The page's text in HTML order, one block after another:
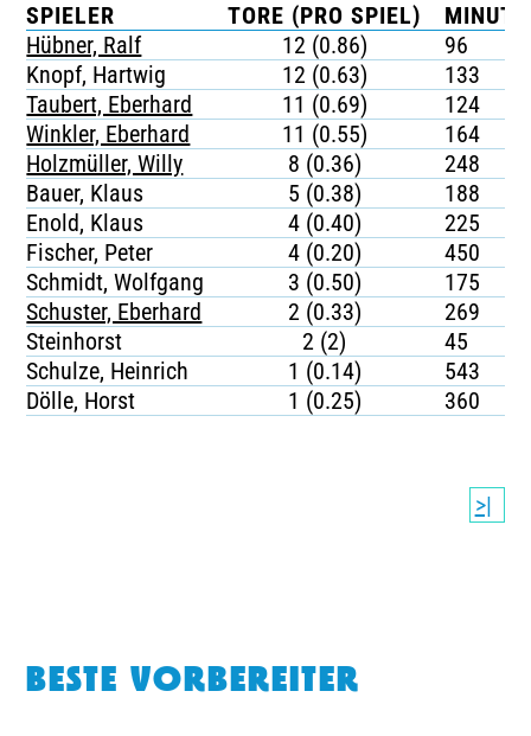
SPIELER TORE (PRO SPIEL)
Hübner, Ralf
12 (0.86)
96
Knopf, Hartwig
12 (0.63)
133
Taubert, Eberhard
11 (0.69)
124
Winkler, Eberhard
11 (0.55)
164
Holzmüller, Willy
8 (0.36)
248
Bauer, Klaus
5 (0.38)
188
Enold, Klaus
4 (0.40)
225
Fischer, Peter
4 (0.20)
450
Schmidt, Wolfgang
3 (0.50)
175
Schuster, Eberhard
2 (0.33)
269
Steinhorst
2 (2)
45
Schulze, Heinrich
1 (0.14)
543
Dölle, Horst
1 (0.25) 360
>|
BESTE VORBEREITER